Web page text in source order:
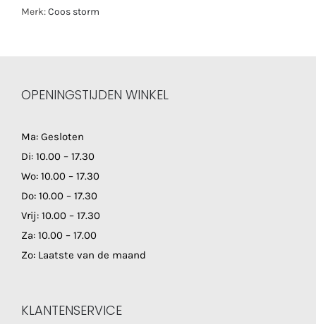
Merk:Coos storm
OPENINGSTIJDEN WINKEL
Ma: Gesloten
Di: 10.00 – 17.30
Wo: 10.00 – 17.30
Do: 10.00 – 17.30
Vrij: 10.00 – 17.30
Za: 10.00 – 17.00
Zo: Laatste van de maand
KLANTENSERVICE